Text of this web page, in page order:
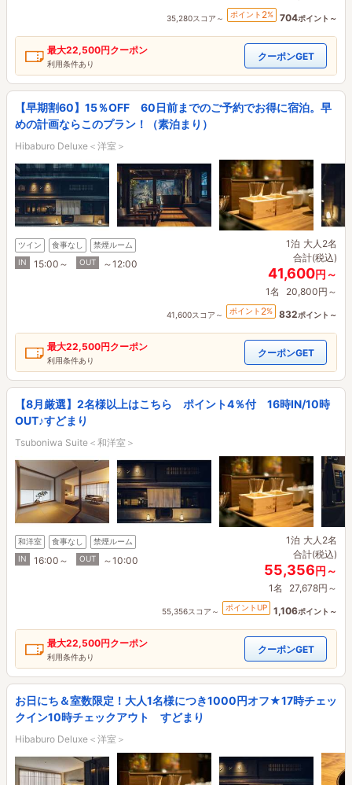
35,280スコア～ ポイント 2% 704ポイント～
最大22,500円クーポン
利用条件あり
クーポンGET
【早期割60】15％OFF 60日前までのご予約でお得に宿泊。早
めの計画ならこのプラン！（素泊まり）
Hibaburo Deluxe＜洋室＞
ツイン 食事なし
禁煙ルーム
IN
15:00～ OUT ～12:00
1泊 大人2名
合計(税込)
41,600円～
1名 20,800円～
41,600スコア～ ポイント 2% 832ポイント～
最大22,500円クーポン
利用条件あり
クーポンGET
【8月厳選】2名様以上はこちら ポイント4％付 16時IN/10時
OUT♪すどまり
Tsuboniwa Suite＜和洋室＞
和洋室 食事なし
禁煙ルーム
IN
16:00～ OUT ～10:00
1泊 大人2名
合計(税込)
55,356円～
1名 27,678円～
55,356スコア～ ポイントUP 1,106ポイント～
最大22,500円クーポン
利用条件あり
クーポンGET
お日にち＆室数限定！大人1名様につき1000円オフ★17時チェッ
クイン10時チェックアウト すどまり
Hibaburo Deluxe＜洋室＞